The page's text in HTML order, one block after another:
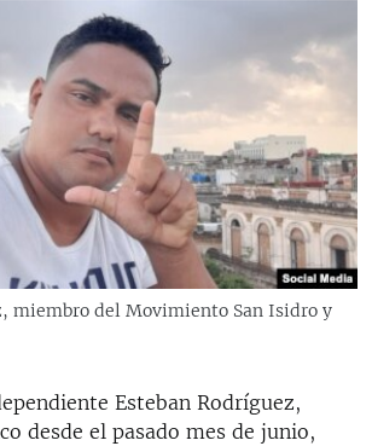
LA VIVIENDA EN CUBA
miembro del Movimiento San Isidro y
Esteban Rodríguez,
desde el pasado mes de junio,